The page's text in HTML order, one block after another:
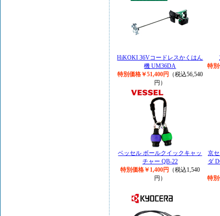
HiKOKI 36Vコードレスかくはん
機 UM36DA
特別価格￥51,400円
（税込56,540
円）
特別
ベッセル ボールクイックキャッ
チャー QB-22
特別価格￥1,400円
（税込1,540
円）
京
ダ
特別